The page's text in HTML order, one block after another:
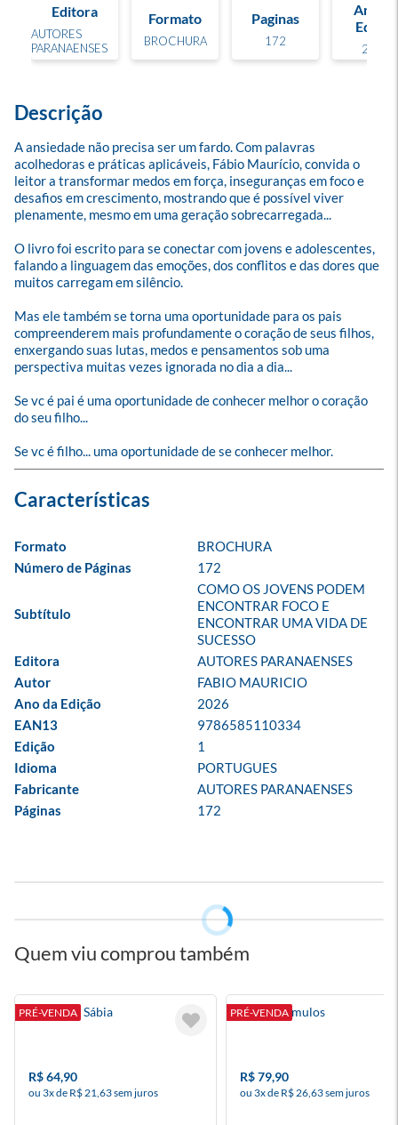
Editora
AUTORES
PARANAENSES
Formato
BROCHURA
Paginas
172
Ano de
Edição
2026
Descrição
A ansiedade não precisa ser um fardo. Com palavras
acolhedoras e práticas aplicáveis, Fábio Maurício, convida o
leitor a transformar medos em força, inseguranças em foco e
desafios em crescimento, mostrando que é possível viver
plenamente, mesmo em uma geração sobrecarregada...
O livro foi escrito para se conectar com jovens e adolescentes,
falando a linguagem das emoções, dos conflitos e das dores que
muitos carregam em silêncio.
Mas ele também se torna uma oportunidade para os pais
compreenderem mais profundamente o coração de seus filhos,
enxergando suas lutas, medos e pensamentos sob uma
perspectiva muitas vezes ignorada no dia a dia...
Se vc é pai é uma oportunidade de conhecer melhor o coração
do seu filho...
Se vc é filho... uma oportunidade de se conhecer melhor.
Formato
BROCHURA
Número de Páginas
172
Subtítulo
COMO OS JOVENS PODEM
ENCONTRAR FOCO E
ENCONTRAR UMA VIDA DE
SUCESSO
Editora
AUTORES PARANAENSES
Autor
FABIO MAURICIO
Ano da Edição
2026
EAN13
9786585110334
Edição
1
Idioma
PORTUGUES
Fabricante
AUTORES PARANAENSES
Páginas
172
Quem viu comprou também
PRÉ-VENDA
A Mulher Sábia
R$ 64,90
ou 3x de R$ 21,63 sem juros
PRÉ-VENDA
Superestímulos
R$ 79,90
ou 3x de R$ 26,63 sem juros